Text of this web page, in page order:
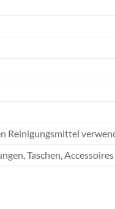
Reinigungsmittel
Taschen, Accessoires